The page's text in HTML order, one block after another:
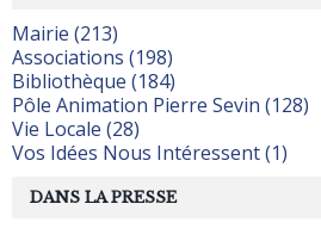
Mairie (213)
Associations (198)
Bibliothèque (184)
Pôle Animation Pierre Sevin (128)
Vie Locale (28)
Vos Idées Nous Intéressent (1)
DANS LA PRESSE